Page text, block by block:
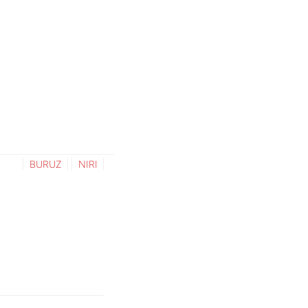
BURUZ NIRI